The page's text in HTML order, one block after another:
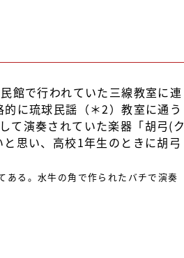
館で行われていた三線教室に連
に琉球民謡（＊2）教室に通う
て演奏されていた楽器「胡弓(ク
思い、高校1年生のときに胡弓
ある。水牛の角で作られたバチで演奏